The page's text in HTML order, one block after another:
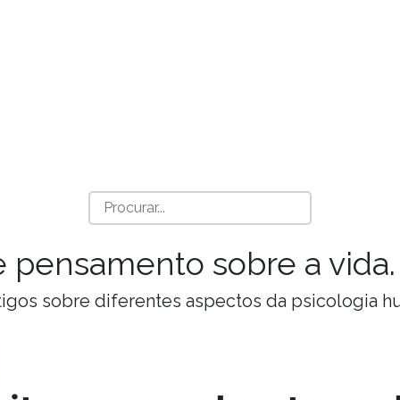
pensamento sobre a vida.
sobre diferentes aspectos da psicologia